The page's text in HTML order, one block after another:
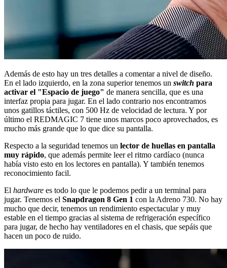
Además de esto hay un tres detalles a comentar a nivel de diseño.
En el lado izquierdo, en la zona superior tenemos un switch para
activar el "Espacio de juego" de manera sencilla, que es una
interfaz propia para jugar. En el lado contrario nos encontramos
unos gatillos táctiles, con 500 Hz de velocidad de lectura. Y por
último el REDMAGIC 7 tiene unos marcos poco aprovechados, es
mucho más grande que lo que dice su pantalla.
Respecto a la seguridad tenemos un lector de huellas en pantalla
muy rápido, que además permite leer el ritmo cardíaco (nunca
había visto esto en los lectores en pantalla). Y también tenemos
reconocimiento facil.
El hardware es todo lo que le podemos pedir a un terminal para
jugar. Tenemos el Snapdragon 8 Gen 1 con la Adreno 730. No hay
mucho que decir, tenemos un rendimiento espectacular y muy
estable en el tiempo gracias al sistema de refrigeración específico
para jugar, de hecho hay ventiladores en el chasis, que sepáis que
hacen un poco de ruido.